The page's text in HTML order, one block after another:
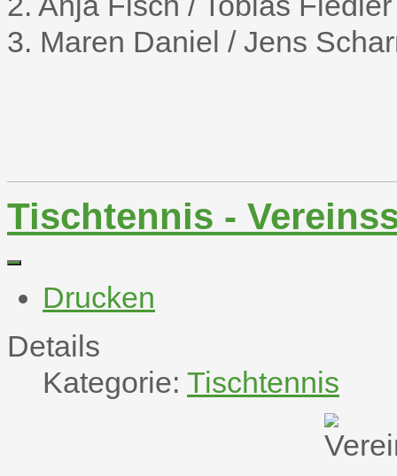
3. Maren Daniel / Jens
Tischtennis -
Drucken
Details
Kategorie: Tischtennis